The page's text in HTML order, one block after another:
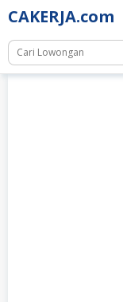
Skip
to
content
CAKERJA.com